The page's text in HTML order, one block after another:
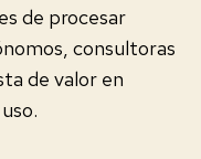
de procesar
consultoras
de valor en